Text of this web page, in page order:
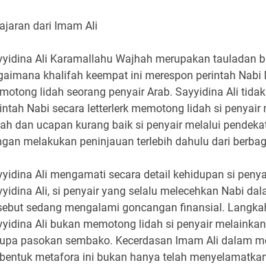
dari Imam Ali
Ali Karamallahu Wajhah merupakan tauladan
khalifah keempat ini merespon perintah
lidah seorang penyair Arab. Sayyidina Ali
Nabi secara letterlerk memotong lidah si
dan ucapan kurang baik si penyair melalui
melakukan peninjauan terlebih dahulu dari
Ali mengamati secara detail kehidupan si
Ali, si penyair yang selalu melecehkan Nabi
sedang mengalami goncangan finansial.
Ali bukan memotong lidah si penyair
pasokan sembako. Kecerdasan Imam Ali dalam
metafora ini bukan hanya telah